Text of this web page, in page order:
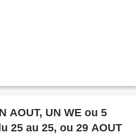
AOUT, UN WE ou 5
25 au 25, ou 29 AOUT